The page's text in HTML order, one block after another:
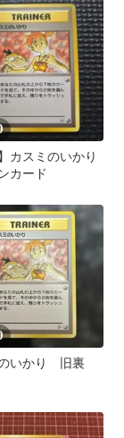
カスミのいかり
カード
いかり 旧裏